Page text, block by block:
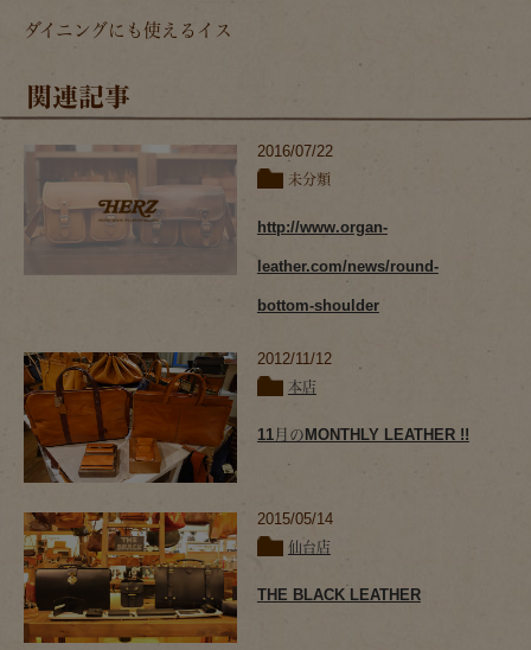
ダイニングにも使えるイス
関連記事
2016/07/22
未分類
http://www.organ-
leather.com/news/round-
bottom-shoulder
2012/11/12
本店
11月のMONTHLY LEATHER !!
2015/05/14
仙台店
THE BLACK LEATHER